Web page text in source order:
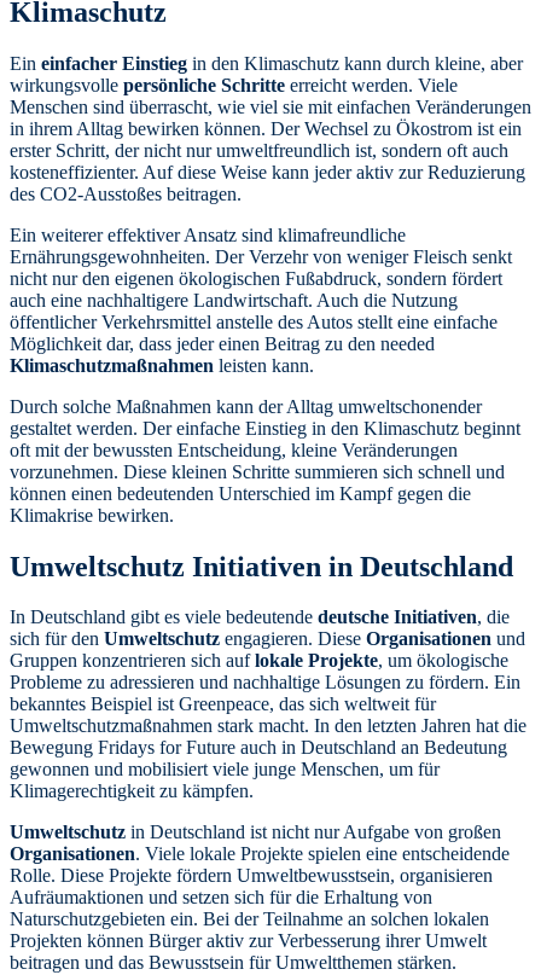
Klimaschutz
Ein einfacher Einstieg in den Klimaschutz kann durch kleine, aber
wirkungsvolle persönliche Schritte erreicht werden. Viele
Menschen sind überrascht, wie viel sie mit einfachen Veränderungen
in ihrem Alltag bewirken können. Der Wechsel zu Ökostrom ist ein
erster Schritt, der nicht nur umweltfreundlich ist, sondern oft auch
kosteneffizienter. Auf diese Weise kann jeder aktiv zur Reduzierung
des CO2-Ausstoßes beitragen.
Ein weiterer effektiver Ansatz sind klimafreundliche
Ernährungsgewohnheiten. Der Verzehr von weniger Fleisch senkt
nicht nur den eigenen ökologischen Fußabdruck, sondern fördert
auch eine nachhaltigere Landwirtschaft. Auch die Nutzung
öffentlicher Verkehrsmittel anstelle des Autos stellt eine einfache
Möglichkeit dar, dass jeder einen Beitrag zu den needed
Klimaschutzmaßnahmen leisten kann.
Durch solche Maßnahmen kann der Alltag umweltschonender
gestaltet werden. Der einfache Einstieg in den Klimaschutz beginnt
oft mit der bewussten Entscheidung, kleine Veränderungen
vorzunehmen. Diese kleinen Schritte summieren sich schnell und
können einen bedeutenden Unterschied im Kampf gegen die
Klimakrise bewirken.
Umweltschutz Initiativen in Deutschland
In Deutschland gibt es viele bedeutende deutsche Initiativen, die
sich für den Umweltschutz engagieren. Diese Organisationen und
Gruppen konzentrieren sich auflokale Projekte, um ökologische
Probleme zu adressieren und nachhaltige Lösungen zu fördern. Ein
bekanntes Beispiel ist Greenpeace, das sich weltweit für
Umweltschutzmaßnahmen stark macht. In den letzten Jahren hat die
Bewegung Fridays for Future auch in Deutschland an Bedeutung
gewonnen und mobilisiert viele junge Menschen, um für
Klimagerechtigkeit zu kämpfen.
Umweltschutz in Deutschland ist nicht nur Aufgabe von großen
Organisationen. Viele lokale Projekte spielen eine entscheidende
Rolle. Diese Projekte fördern Umweltbewusstsein, organisieren
Aufräumaktionen und setzen sich für die Erhaltung von
Naturschutzgebieten ein. Bei der Teilnahme an solchen lokalen
Projekten können Bürger aktiv zur Verbesserung ihrer Umwelt
beitragen und das Bewusstsein für Umweltthemen stärken.